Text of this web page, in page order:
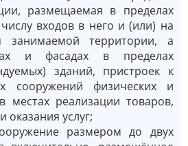
размещаемая в пределах
входов в него и (или) на
занимаемой территории, а
и фасадах в пределах
зданий, пристроек к
сооружений физических и
местах реализации товаров,
оказания услуг;
размером до двух